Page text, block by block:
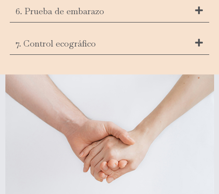
6. Prueba de embarazo
7. Control ecográfico